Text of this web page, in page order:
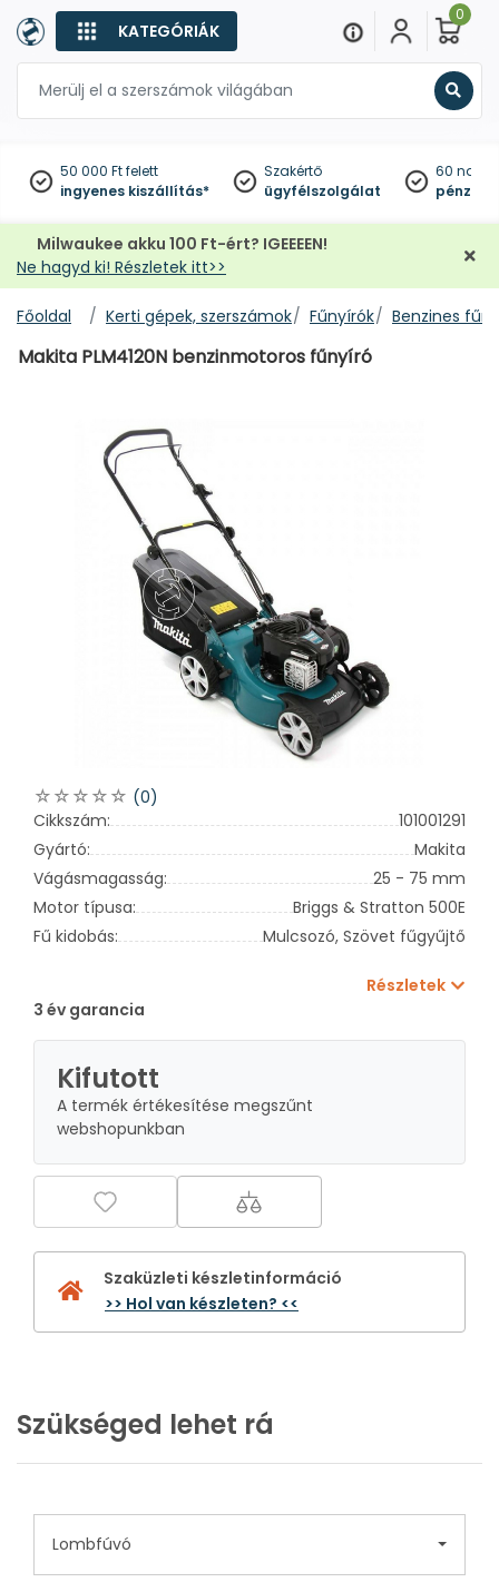
KATEGÓRIÁK
0
50 000 Ft felett
ingyenes kiszállítás*
Szakértő
ügyfélszolgálat
60
Milwaukee akku 100 Ft-ért? IGEEEEN!
Ne hagyd ki! Részletek itt>>
Főoldal Kerti gépek, szerszámok Fűnyírók Benzines
Makita PLM4120N benzinmotoros fűnyíró
(0)
Cikkszám:
101001291
Gyártó:
Makita
Vágásmagasság:
25 - 75 mm
Motor típusa:
Briggs & Stratton 500E
Fű kidobás:
Mulcsozó, Szövet fűgyűjtő
Részletek
3 év garancia
Kifutott
A termék értékesítése megszűnt
webshopunkban
Szaküzleti készletinformáció
>> Hol van készleten? <<
Szükséged lehet rá
Lombfúvó